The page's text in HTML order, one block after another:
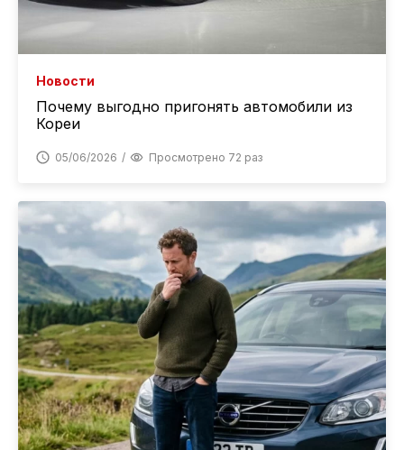
Новости
Почему выгодно пригонять автомобили из
Кореи
05/06/2026 Просмотрено 72 раз